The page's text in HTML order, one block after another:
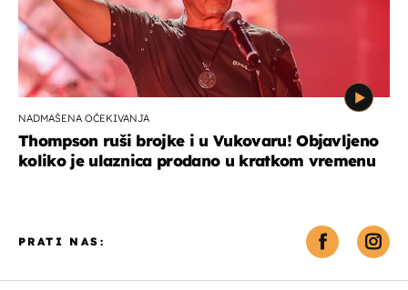
NADMAŠENA OČEKIVANJA
Thompson ruši brojke i u Vukovaru! Objavljeno
koliko je ulaznica prodano u kratkom vremenu
PRATI NAS: